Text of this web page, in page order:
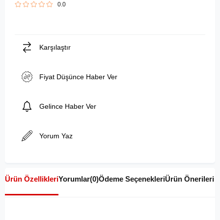
0.0
Karşılaştır
Fiyat Düşünce Haber Ver
Gelince Haber Ver
Yorum Yaz
Ürün ÖzellikleriYorumlar(0)Ödeme SeçenekleriÜrün Önerileri